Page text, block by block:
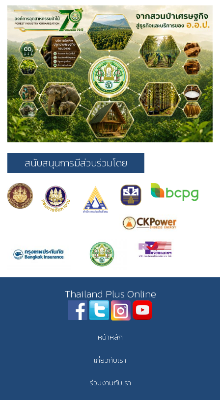
สนับสนุนการมีส่วนร่วมโดย
Thailand Plus Online
หน้าหลัก
เกี่ยวกับเรา
ร่วมงานกับเรา